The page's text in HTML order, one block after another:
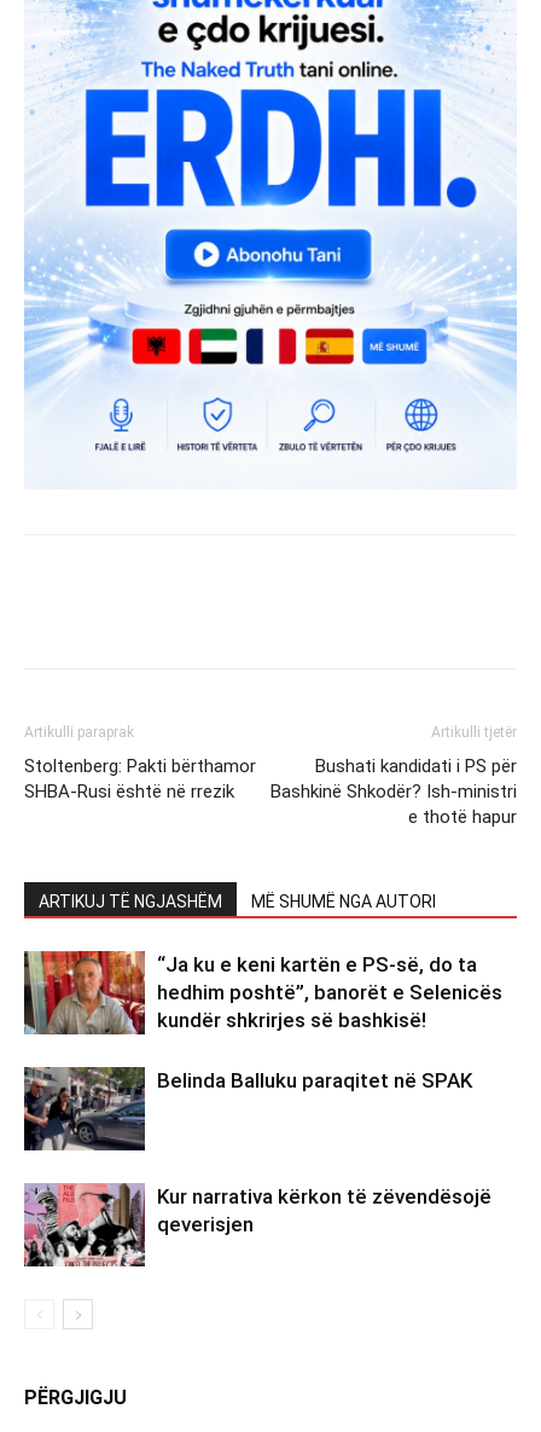
Artikulli paraprak
Stoltenberg: Pakti bërthamor
SHBA-Rusi është në rrezik
Artikulli tjetër
Bushati kandidati i PS për
Bashkinë Shkodër? Ish-ministri
e thotë hapur
ARTIKUJ TË NGJASHËM MË SHUMË NGA AUTORI
“Ja ku e keni kartën e PS-së, do ta
hedhim poshtë”, banorët e Selenicës
kundër shkrirjes së bashkisë!
Belinda Balluku paraqitet në SPAK
Kur narrativa kërkon të zëvendësojë
qeverisjen
PËRGJIGJU